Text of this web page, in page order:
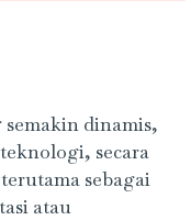
dinamis,
secara
sebagai
atau